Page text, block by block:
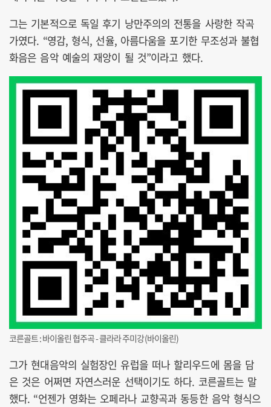
그는 기본적으로 독일 후기 낭만주의의 전통을 사랑한 작곡
가였다. “영감, 형식, 선율, 아름다움을 포기한 무조성과 불협
화음은 음악 예술의 재앙이 될 것”이라고 했다.
코른골트 : 바이올린 협주곡 - 클라라 주미강(바이올린)
그가 현대음악의 실험장인 유럽을 떠나 할리우드에 몸을 담
은 것은 어쩌면 자연스러운 선택이기도 하다. 코른골트는 말
했다. “언젠가 영화는 오페라나 교향곡과 동등한 음악 형식으